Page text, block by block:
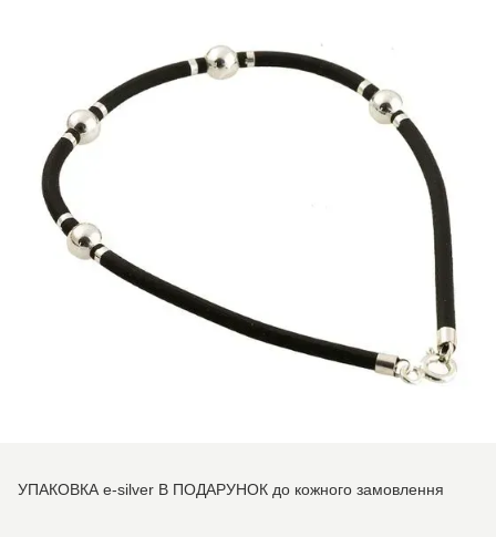
УПАКОВКА e-silver В ПОДАРУНОК до кожного замовлення